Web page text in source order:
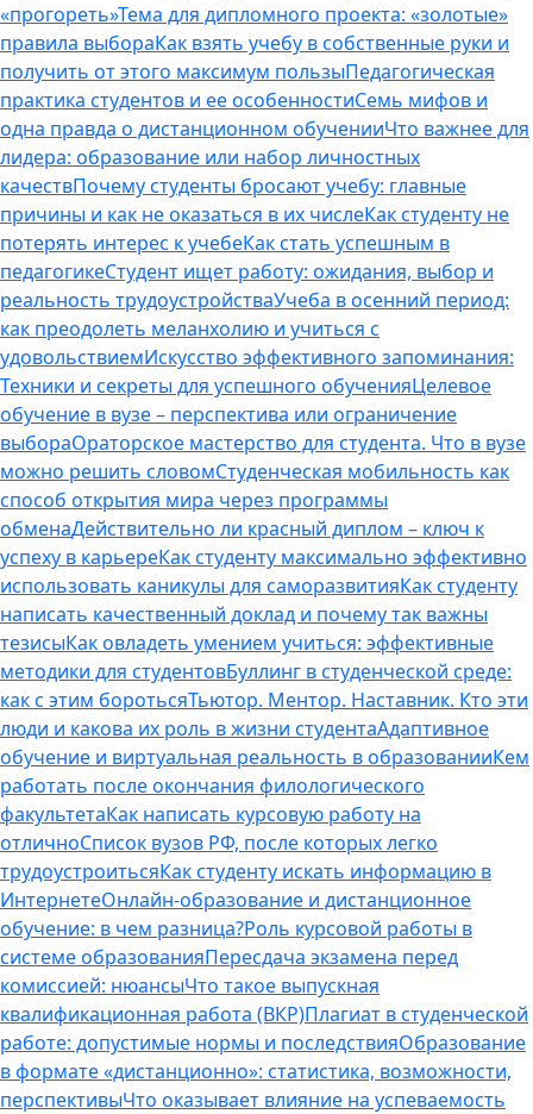
«прогореть»Тема для дипломного проекта: «золотые»
правила выбораКак взять учебу в собственные руки и
получить от этого максимум пользыПедагогическая
практика студентов и ее особенностиСемь мифов и
одна правда о дистанционном обученииЧто важнее для
лидера: образование или набор личностных
качествПочему студенты бросают учебу: главные
причины и как не оказаться в их числеКак студенту не
потерять интерес к учебеКак стать успешным в
педагогикеСтудент ищет работу: ожидания, выбор и
реальность трудоустройстваУчеба в осенний период:
как преодолеть меланхолию и учиться с
удовольствиемИскусство эффективного запоминания:
Техники и секреты для успешного обученияЦелевое
обучение в вузе – перспектива или ограничение
выбораОраторское мастерство для студента. Что в вузе
можно решить словомСтуденческая мобильность как
способ открытия мира через программы
обменаДействительно ли красный диплом – ключ к
успеху в карьереКак студенту максимально эффективно
использовать каникулы для саморазвитияКак студенту
написать качественный доклад и почему так важны
тезисыКак овладеть умением учиться: эффективные
методики для студентовБуллинг в студенческой среде:
как с этим боротьсяТьютор. Ментор. Наставник. Кто эти
люди и какова их роль в жизни студентаАдаптивное
обучение и виртуальная реальность в образованииКем
работать после окончания филологического
факультетаКак написать курсовую работу на
отличноСписок вузов РФ, после которых легко
трудоустроитьсяКак студенту искать информацию в
ИнтернетеОнлайн-образование и дистанционное
обучение: в чем разница?Роль курсовой работы в
системе образованияПересдача экзамена перед
комиссией: нюансыЧто такое выпускная
квалификационная работа (ВКР)Плагиат в студенческой
работе: допустимые нормы и последствияОбразование
в формате «дистанционно»: статистика, возможности,
перспективыЧто оказывает влияние на успеваемость